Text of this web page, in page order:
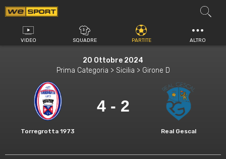
Vai
al
contenuto
VIDEO SQUADRE PARTITE ALTRO
20 Ottobre 2024
Prima Categoria > Sicilia > Girone D
Torregrotta 1973
4 - 2
Real Gescal